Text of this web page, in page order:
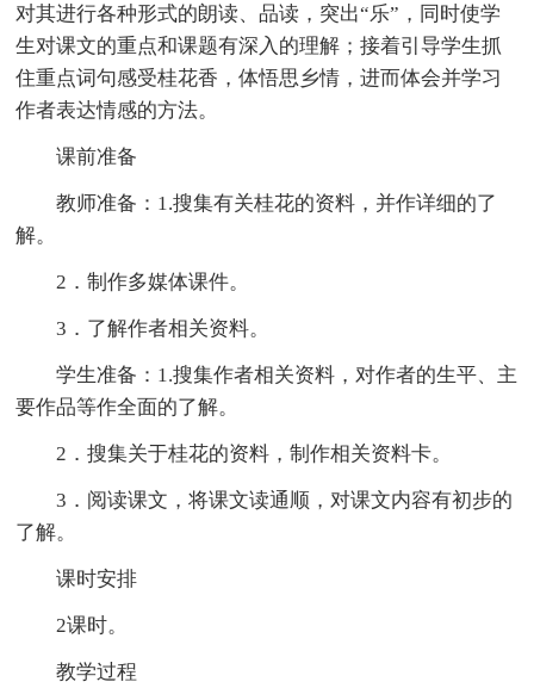
对其进行各种形式的朗读、品读，突出“乐”，同时使学
生对课文的重点和课题有深入的理解；接着引导学生抓
住重点词句感受桂花香，体悟思乡情，进而体会并学习
作者表达情感的方法。
课前准备
教师准备：1.搜集有关桂花的资料，并作详细的了
解。
2．制作多媒体课件。
3．了解作者相关资料。
学生准备：1.搜集作者相关资料，对作者的生平、主
要作品等作全面的了解。
2．搜集关于桂花的资料，制作相关资料卡。
3．阅读课文，将课文读通顺，对课文内容有初步的
了解。
课时安排
2课时。
教学过程